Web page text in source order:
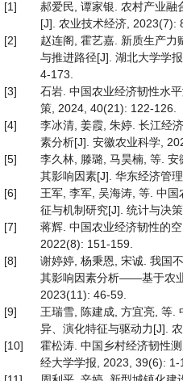
[1]
郝爱民, 谭家银. 农村产业融
[J]. 农业技术经济, 2023(7):
[2]
赵连阁, 霍艺嘉. 新质生产力
与推进路径[J]. 湖北大学学
4-173.
[3]
石岩. 中国农业经济韧性水
策, 2024, 40(21): 122-126.
[4]
李冰清, 姜霞, 朱婷. 长江经
素分析[J]. 安徽农业科学,
[5]
李久林, 滕璐, 马昊楠, 等.
其影响因素[J]. 华东经济管
[6]
王军, 李军, 吴海涛, 等. 中
征与机制研究[J]. 统计与决
[7]
蒋辉. 中国农业经济韧性的
2022(8): 151-159.
[8]
谢婷婷, 杨秉恩, 宋诚. 我国
其影响因素分析——基于农
2023(11): 46-59.
[9]
王瑞雪, 陈建成, 方宜亮, 等.
异、演化特征与驱动力[J].
[10]
霍松涛. 中国乡村经济韧性
经大学学报, 2023, 39(6): 1-